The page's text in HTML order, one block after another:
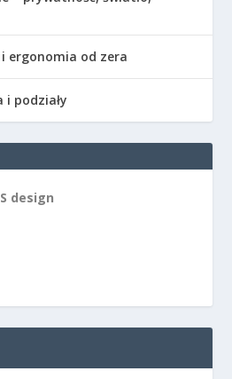
ergonomia od zera
podziały
design